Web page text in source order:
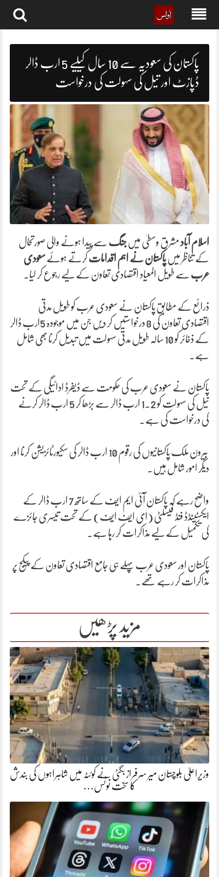
پاکستان کی سعودیہ سے 10 سال کیلیے 5 ارب ڈالر
ڈپازٹ اور تیل کی سہولت کی درخواست
اسلام آباد مشرق وسطیٰ میں جنگ سے پیدا ہونے والی صورتحال
کے تناظر میں پاکستان نے اہم اقدامات کرتے ہوئے سعودی
عرب
سے طویل المعیاد اقتصادی تعاون کے لیے رجوع کر لیا۔
ذرائع کے مطابق پاکستان نے سعودی عرب کو طویل مدتی
اقتصادی تعاون کی 8 درخواستیں کر دیں جن میں موجودہ 5ارب ڈالر
کے ذخائر کو 10 سالہ طویل مدتی سہولت میں تبدیل کرنا بھی شامل
ہے۔
پاکستان نے سعودی عرب کی حکومت سے ڈیفرڈ ادائیگی کے تحت
تیل کی سہولت کو 1.2 ارب ڈالر سے بڑھا کر 5 ارب ڈالر کرنے
کی درخواست کی ہے۔
بیرون ملک پاکستانیوں کی رقوم 10 ارب ڈالر کی سکیورٹائزیشن کرنا اور
دیگر امور شامل ہیں۔
واضح رہے کہ پاکستان آئی ایم ایف کے ساتھ 7 ارب ڈالر کے
ایکسٹینڈڈ فنڈ فیسلٹی (ای ایف ایف) کے تحت تیسری جائزے
کی تکمیل کے لیے مذاکرات کر رہا ہے۔
پاکستان اور سعودی عرب پہلے ہی جامع اقتصادی تعاون کے پیکج پر
مذاکرات کر رہے تھے۔
مزید پڑھیں
وزیراعلیٰ بلوچستان میر سرفراز بگٹی نے کوئٹہ میں شاہراہوں کی بندش
کا سخت نوٹس…